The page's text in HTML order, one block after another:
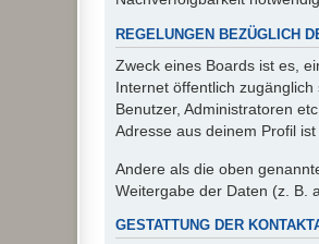
REGELUNGEN BEZÜGLICH
Zweck eines Boards ist es,
Internet öffentlich
Benutzer, Administratoren
Adresse aus deinem Profil
Andere als die oben
Weitergabe der Daten (z. B.
GESTATTUNG DER